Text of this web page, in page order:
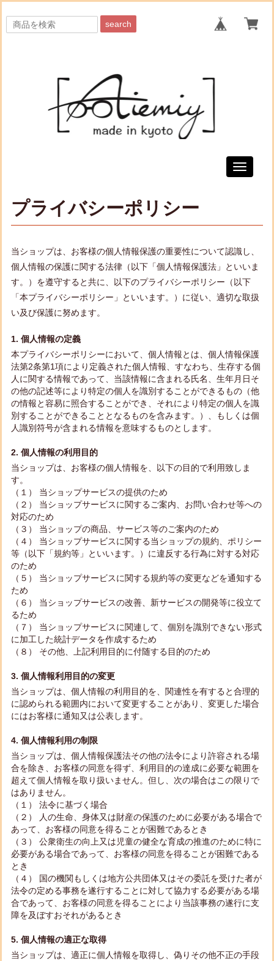
search
Toggle
プライバシーポリシー
当ショップは、お客様の個人情報保護の重要性について認識し、
個人情報の保護に関する法律（以下「個人情報保護法」といいま
す。）を遵守すると共に、以下のプライバシーポリシー（以下
「本プライバシーポリシー」といいます。）に従い、適切な取扱
い及び保護に努めます。
1. 個人情報の定義
本プライバシーポリシーにおいて、個人情報とは、個人情報保護
法第2条第1項により定義された個人情報、すなわち、生存する個
人に関する情報であって、当該情報に含まれる氏名、生年月日そ
の他の記述等により特定の個人を識別することができるもの（他
の情報と容易に照合することができ、それにより特定の個人を識
別することができることとなるものを含みます。）、もしくは個
人識別符号が含まれる情報を意味するものとします。
2. 個人情報の利用目的
当ショップは、お客様の個人情報を、以下の目的で利用致しま
す。
（１） 当ショップサービスの提供のため
（２） 当ショップサービスに関するご案内、お問い合わせ等への
対応のため
（３） 当ショップの商品、サービス等のご案内のため
（４） 当ショップサービスに関する当ショップの規約、ポリシー
等（以下「規約等」といいます。）に違反する行為に対する対応
のため
（５） 当ショップサービスに関する規約等の変更などを通知する
ため
（６） 当ショップサービスの改善、新サービスの開発等に役立て
るため
（７） 当ショップサービスに関連して、個別を識別できない形式
に加工した統計データを作成するため
（８） その他、上記利用目的に付随する目的のため
3. 個人情報利用目的の変更
当ショップは、個人情報の利用目的を、関連性を有すると合理的
に認められる範囲内において変更することがあり、変更した場合
にはお客様に通知又は公表します。
4. 個人情報利用の制限
当ショップは、個人情報保護法その他の法令により許容される場
合を除き、お客様の同意を得ず、利用目的の達成に必要な範囲を
超えて個人情報を取り扱いません。但し、次の場合はこの限りで
はありません。
（１） 法令に基づく場合
（２） 人の生命、身体又は財産の保護のために必要がある場合で
あって、お客様の同意を得ることが困難であるとき
（３） 公衆衛生の向上又は児童の健全な育成の推進のために特に
必要がある場合であって、お客様の同意を得ることが困難である
とき
（４） 国の機関もしくは地方公共団体又はその委託を受けた者が
法令の定める事務を遂行することに対して協力する必要がある場
合であって、お客様の同意を得ることにより当該事務の遂行に支
障を及ぼすおそれがあるとき
5. 個人情報の適正な取得
当ショップは、適正に個人情報を取得し、偽りその他不正の手段